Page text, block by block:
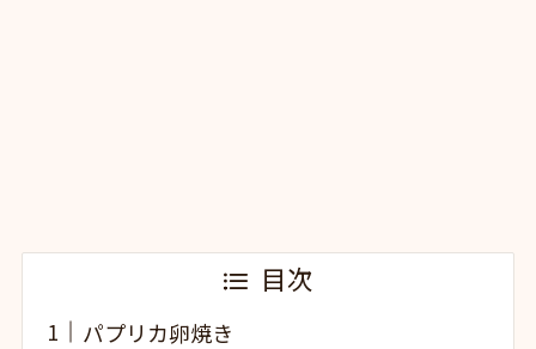
目次
パプリカ卵焼き